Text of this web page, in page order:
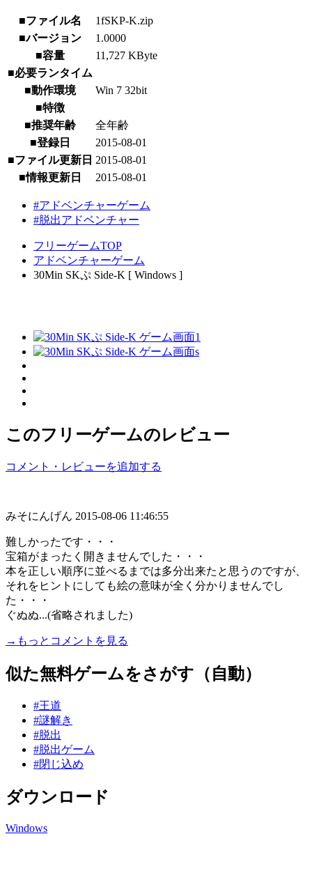
■ファイル名
1fSKP-K.zip
■バージョン
1.0000
■容量
11,727 KByte
■必要ランタイム
■動作環境
Win 7 32bit
■特徴
■推奨年齢
全年齢
■登録日
2015-08-01
■ファイル更新日 2015-08-01
■情報更新日
2015-08-01
#アドベンチャーゲーム
#脱出アドベンチャー
フリーゲームTOP
アドベンチャーゲーム
30Min SKぷ Side-K [ Windows ]
このフリーゲームのレビュー
コメント・レビューを追加する
みそにんげん 2015-08-06 11:46:55
難しかったです・・・
宝箱がまったく開きませんでした・・・
本を正しい順序に並べるまでは多分出来たと思うのですが、
それをヒントにしても絵の意味が全く分かりませんでし
た・・・
ぐぬぬ...(省略されました)
→もっとコメントを見る
似た無料ゲームをさがす（自動）
#王道
#謎解き
#脱出
#脱出ゲーム
#閉じ込め
ダウンロード
Windows